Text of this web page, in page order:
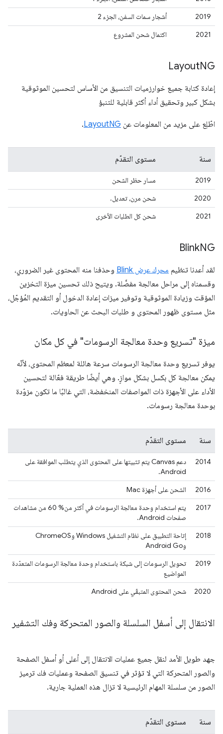
2019
أشجار سمات السفن، الجزء 2
2021
اكتمال شحن المشروع
LayoutNG
إعادة كتابة جميع خوارزميات التنسيق من الأساس لتحسين الموثوقية
بشكل كبير وتحقيق أداء أكثر قابلية للتنبؤ
اطّلِع على مزيد من المعلومات عن LayoutNG
.
سنة مستوى التقدّم
2019
مسار حظر الشحن
2020
شحن مرن، تعديل.
2021
شحن كل الطلبات الأخرى
BlinkNG
لقد أعدنا تنظيم محرك عرض Blink
وحذفنا منه المحتوى غير الضروري،
وقسمناه إلى مراحل معالجة مفصَّلة. ويتيح ذلك تحسين ميزة التخزين
المؤقت وزيادة الموثوقية وتوفير ميزات إعادة الدخول أو التقديم المُؤجّل،
مثل مستوى ظهور المحتوى و طلبات البحث عن الحاويات.
ميزة "تسريع وحدة معالجة الرسومات" في كل مكان
يوفر تسريع وحدة معالجة الرسومات سرعة هائلة لمعظم المحتوى، لأنّه
يمكن معالجة كل بكسل بشكل موازٍ. وهي أيضًا طريقة فعّالة لتحسين
الأداء على الأجهزة ذات المواصفات المنخفضة، التي غالبًا ما تكون مزوّدة
بوحدة معالجة رسومات.
سنة مستوى التقدّم
2014
دعم Canvas يتم تثبيتها على المحتوى الذي يتطلب الموافقة على
Android.
2016
الشحن على أجهزة Mac
2017
يتم استخدام وحدة معالجة الرسومات في أكثر من% 60 من مشاهدات
صفحات Android.
2018
إتاحة التطبيق على نظام التشغيل Windows وChromeOS
وAndroid Go
2019
تحويل الرسومات إلى شبكة باستخدام وحدة معالجة الرسومات المتعدّدة
المواضيع
2020
شحن المحتوى المتبقّي على Android
الانتقال إلى أسفل السلسلة والصور المتحركة وفك التشفير
جهد طويل الأمد لنقل جميع عمليات الانتقال إلى أعلى أو أسفل الصفحة
والصور المتحركة التي لا تؤثر في تنسيق الصفحة وعمليات فك ترميز
الصور من سلسلة المهام الرئيسية لا تزال هذه العملية جارية.
سنة مستوى التقدّم